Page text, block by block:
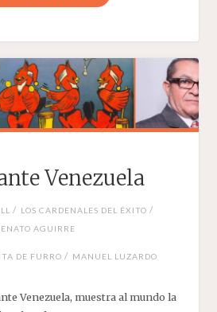
Venezuela
/ LOS CARDENALES DEL ÉXITO /
AGUIRRE
DE FURRO / MANUEL LUZARDO
Venezuela, muestra al mundo la